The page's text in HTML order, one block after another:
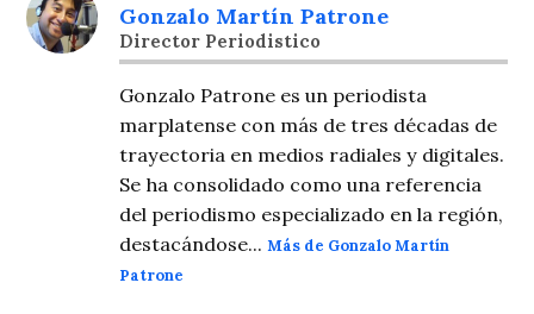
Gonzalo Martín Patrone
Director Periodistico
Gonzalo Patrone es un periodista
marplatense con más de tres décadas de
trayectoria en medios radiales y digitales.
Se ha consolidado como una referencia
del periodismo especializado en la región,
destacándose...Más de Gonzalo Martín
Patrone